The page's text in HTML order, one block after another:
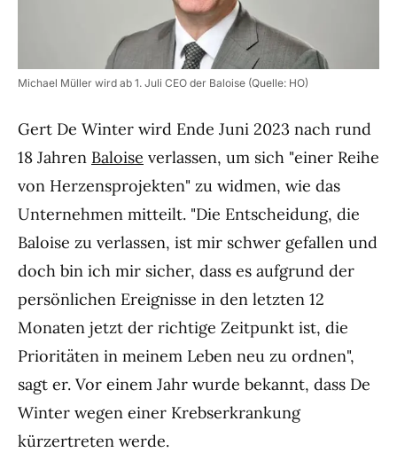
Michael Müller wird ab 1. Juli CEO der Baloise (Quelle: HO)
Gert De Winter wird Ende Juni 2023 nach rund
18 Jahren Baloise verlassen, um sich "einer Reihe
von Herzensprojekten" zu widmen, wie das
Unternehmen mitteilt. "Die Entscheidung, die
Baloise zu verlassen, ist mir schwer gefallen und
doch bin ich mir sicher, dass es aufgrund der
persönlichen Ereignisse in den letzten 12
Monaten jetzt der richtige Zeitpunkt ist, die
Prioritäten in meinem Leben neu zu ordnen",
sagt er. Vor einem Jahr wurde bekannt, dass De
Winter wegen einer Krebserkrankung
kürzertreten werde.